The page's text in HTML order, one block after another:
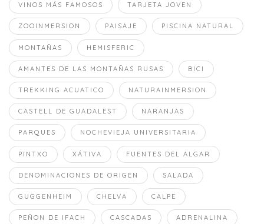
VINOS MÁS FAMOSOS TARJETA JOVEN
ZOOINMERSION PAISAJE PISCINA NATURAL
MONTAÑAS HEMISFERIC
AMANTES DE LAS MONTAÑAS RUSAS BICI
TREKKING ACUATICO NATURAINMERSION
CASTELL DE GUADALEST NARANJAS
PARQUES NOCHEVIEJA UNIVERSITARIA
PINTXO XÁTIVA FUENTES DEL ALGAR
DENOMINACIONES DE ORIGEN SALADA
GUGGENHEIM CHELVA CALPE
PEÑON DE IFACH CASCADAS ADRENALINA